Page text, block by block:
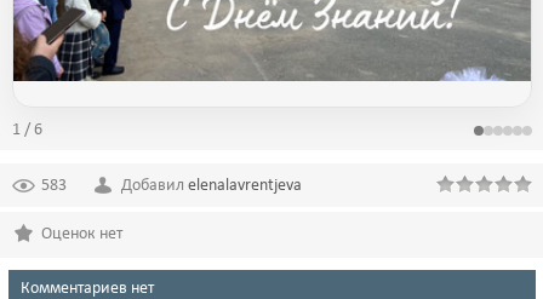
1 / 6
583 Добавил elenalavrentjeva
Оценок нет
Комментариев нет